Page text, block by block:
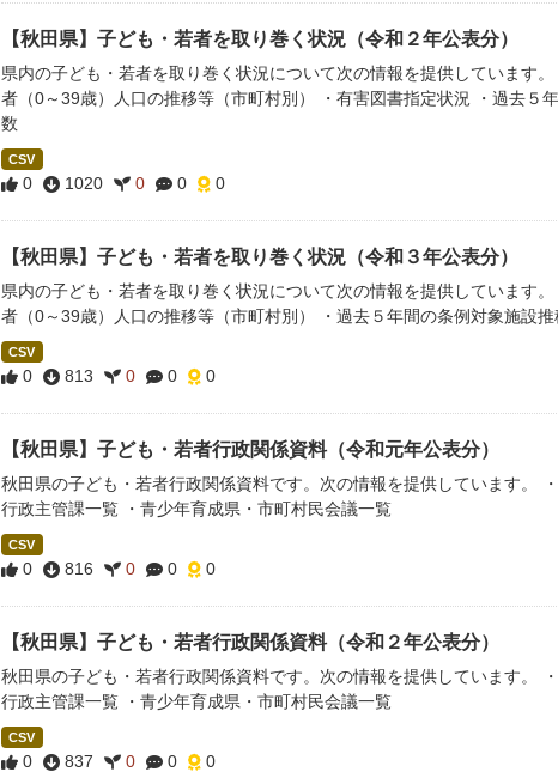
【秋田県】子ども・若者を取り巻く状況（令和２年公表分）
県内の子ども・若者を取り巻く状況について次の情報を提供しています
者（0～39歳）人口の推移等（市町村別） ・有害図書指定状況 ・過去５
数
CSV
0 1020 0 0 0
【秋田県】子ども・若者を取り巻く状況（令和３年公表分）
県内の子ども・若者を取り巻く状況について次の情報を提供しています
者（0～39歳）人口の推移等（市町村別） ・過去５年間の条例対象施設
CSV
0 813 0 0 0
【秋田県】子ども・若者行政関係資料（令和元年公表分）
秋田県の子ども・若者行政関係資料です。次の情報を提供しています。
行政主管課一覧 ・青少年育成県・市町村民会議一覧
CSV
0 816 0 0 0
【秋田県】子ども・若者行政関係資料（令和２年公表分）
秋田県の子ども・若者行政関係資料です。次の情報を提供しています。
行政主管課一覧 ・青少年育成県・市町村民会議一覧
CSV
0 837 0 0 0